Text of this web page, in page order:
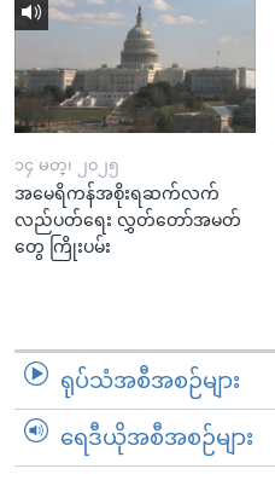
၁၄ မတ္၊ ၂၀၂၅
အမေရိကန်အစိုးရဆက်လက်
လည်ပတ်ရေး လွှတ်တော်အမတ်
တွေ ကြိုးပမ်း
ရုပ်သံအစီအစဉ်များ
ရေဒီယိုအစီအစဉ်များ